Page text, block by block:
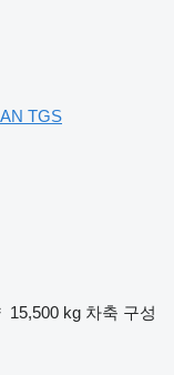
TGS
15,500 kg 차축 구성